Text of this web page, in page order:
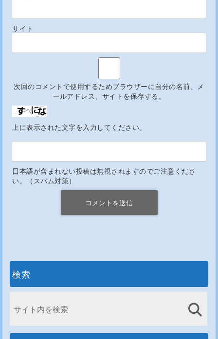
サイト
次回のコメントで使用するためブラウザーに自分の名前、メ
ールアドレス、サイトを保存する。
上に表示された文字を入力してください。
日本語が含まれない投稿は無視されますのでご注意くださ
い。（スパム対策）
検索